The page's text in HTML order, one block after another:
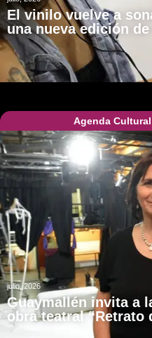
El vinilo vuelve a
una nueva edición
Agenda Cultural
julio, 2026
Guaymallén invita a
obra teatral “Retrato